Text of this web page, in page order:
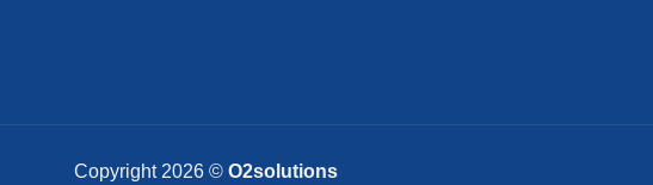
Copyright 2026 © O2solutions